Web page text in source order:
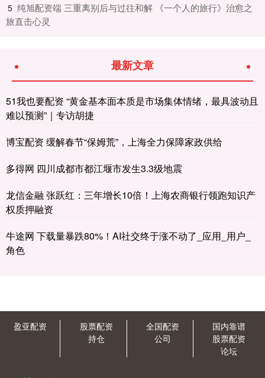
5 ​纯旭配资端 三重离别后与过往和解 《一个人的旅行》治愈之
旅直击心灵
最新文章
51我也要配资 “黄金基本面本质是市场集体情绪，最具波动且
难以预测”｜专访胡捷
博宝配资 缓解春节“保姆荒”，上海全力保障家政供给
多得网 四川成都市都江堰市发生3.3级地震
龙信金融 张跃红：三年增长10倍！上海农商银行领跑知识产
权质押融资
牛途网 下载量暴跌80%！AI社交终于涨不动了_应用_用户_
角色
盈亚配资
股票配资
持仓
全国配资
公司
国内靠谱
股票配资
论坛